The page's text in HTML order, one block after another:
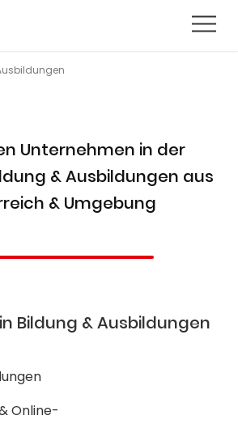
Unternehmen in der
& Ausbildungen aus
& Umgebung
Bildung & Ausbildungen
Online-